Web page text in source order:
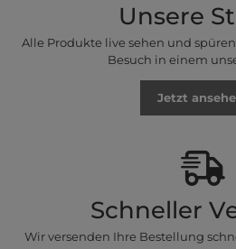
Unsere
Alle Produkte live sehen und
Besuch in einem
Jetzt
Schneller
Wir versenden Ihre Bestellung